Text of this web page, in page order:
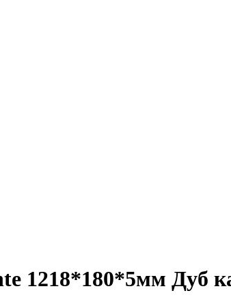
1218*180*5мм Дуб